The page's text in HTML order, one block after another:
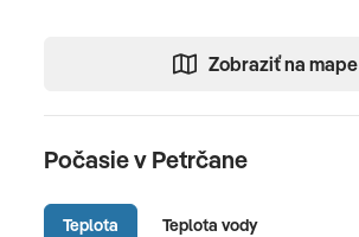
Zobraziť na mape
Počasie v Petrčane
Teplota Teplota vody